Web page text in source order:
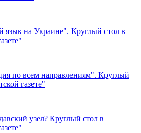
язык на Украине". Круглый стол в
по всем направлениям". Круглый
газете"
узел? Круглый стол в